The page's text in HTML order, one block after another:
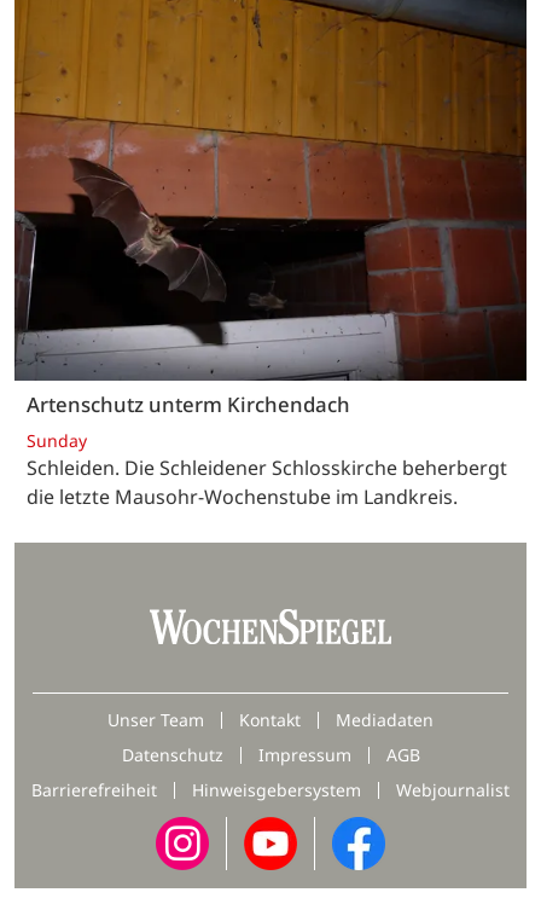
Artenschutz unterm Kirchendach
Sunday
Schleiden. Die Schleidener Schlosskirche beherbergt
die letzte Mausohr-Wochenstube im Landkreis.
Unser Team Kontakt
Mediadaten
Datenschutz
Impressum
AGB
Barrierefreiheit
Hinweisgebersystem Webjournalist